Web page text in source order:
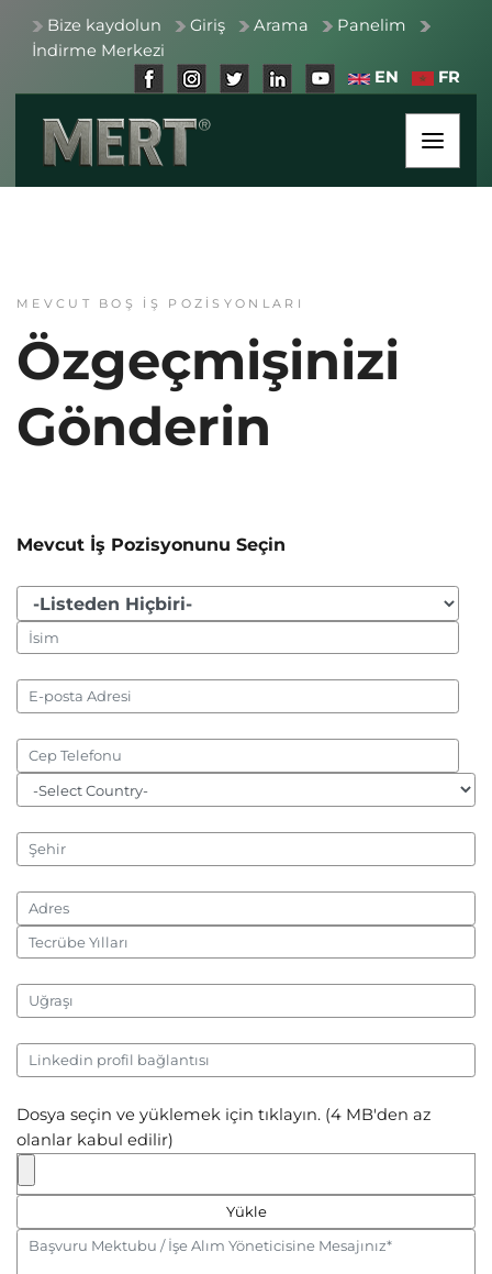
Bize kaydolun Giriş Arama
Panelim
İndirme Merkezi
EN
FR
MEVCUT BOŞ İŞ POZISYONLARI
Özgeçmişinizi
Gönderin
Mevcut İş Pozisyonunu Seçin
Dosya seçin ve yüklemek için tıklayın. (4 MB'den az
olanlar kabul edilir)